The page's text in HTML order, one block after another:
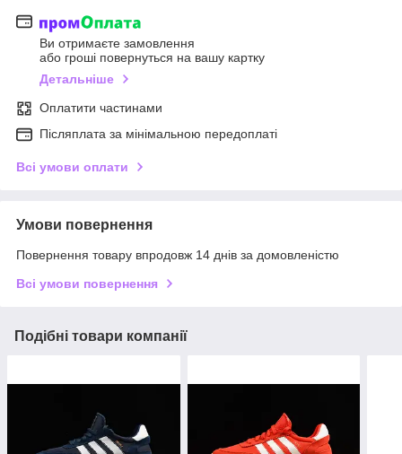
Ви отримаєте замовлення
або гроші повернуться на вашу картку
Детальніше
Оплатити частинами
Післяплата за мінімальною передоплаті
Всі умови оплати
Умови повернення
Повернення товару впродовж 14 днів за домовленістю
Всі умови повернення
Подібні товари компанії